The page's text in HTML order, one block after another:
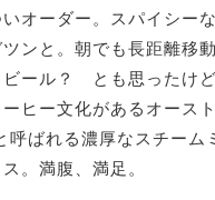
オーダー。スパイシー
ンと。朝でも長距離移
ビール？ とも思ったけ
ヒー文化があるオース
呼ばれる濃厚なスチーム
。満腹、満足。